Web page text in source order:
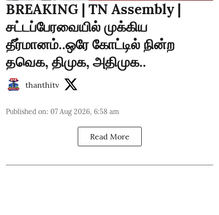
BREAKING | TN Assembly |
சட்டப்பேரவையில் முக்கிய
தீர்மானம்..ஒரே கோட்டில் நின்ற
தவெக, திமுக, அதிமுக..
thanthitv
Published on: 07 Aug 2026, 6:58 am
Read More